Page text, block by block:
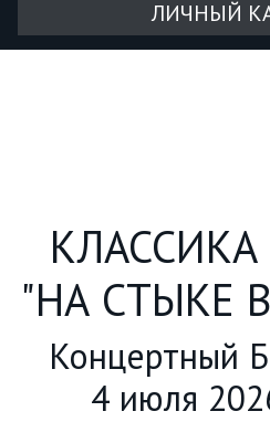
ЛИЧНЫЙ
"НА СТЫКЕ
Концертный
4 июля